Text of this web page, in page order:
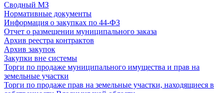
Сводный МЗ
Нормативные документы
Информация о закупках по 44-ФЗ
Отчет о размещении муниципального заказа
Архив реестра контрактов
Архив закупок
Закупки вне системы
Торги по продаже муниципального имущества и прав на
земельные участки
Торги по продаже прав на земельные участки, находящиеся в